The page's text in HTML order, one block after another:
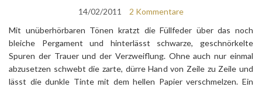
14/02/2011
2 Kommentare
Mit unüberhörbaren Tönen kratzt die Füllfeder über das noch
bleiche Pergament und hinterlässt schwarze, geschnörkelte
Spuren der Trauer und der Verzweiflung. Ohne auch nur einmal
abzusetzen schwebt die zarte, dürre Hand von Zeile zu Zeile und
lässt die dunkle Tinte mit dem hellen Papier verschmelzen. Ein